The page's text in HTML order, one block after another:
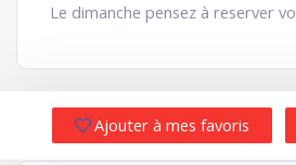
Le dimanche pensez à reserver
Ajouter à mes favoris